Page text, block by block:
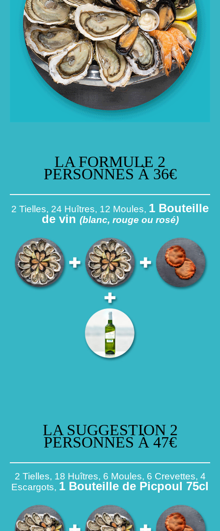
LA FORMULE 2
PERSONNES À 36€
2 Tielles, 24 Huîtres, 12 Moules, 1 Bouteille
de vin (blanc, rouge ou rosé)
LA SUGGESTION 2
PERSONNES À 47€
2 Tielles, 18 Huîtres, 6 Moules, 6 Crevettes, 4
Escargots, 1 Bouteille de Picpoul 75cl